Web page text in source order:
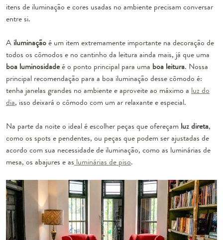
itens de iluminação e cores usadas no ambiente precisam conversar
entre si.
A iluminaçãoé um item extremamente importante na decoração de
todos os cômodos e no cantinho da leitura ainda mais, já que uma
boa luminosidadeé o ponto principal para uma boa leitura. Nossa
principal recomendação para a boa iluminação desse cômodo é:
tenha janelas grandes no ambiente e aproveite ao máximo a luz do
dia, isso deixará o cômodo com um ar relaxante e especial.
Na parte da noite o ideal é escolher peças que ofereçam luz direta,
como os spots e pendentes, ou peças que podem ser ajustadas de
acordo com sua necessidade de iluminação, como as luminárias de
mesa, os abajures e as luminárias de piso.